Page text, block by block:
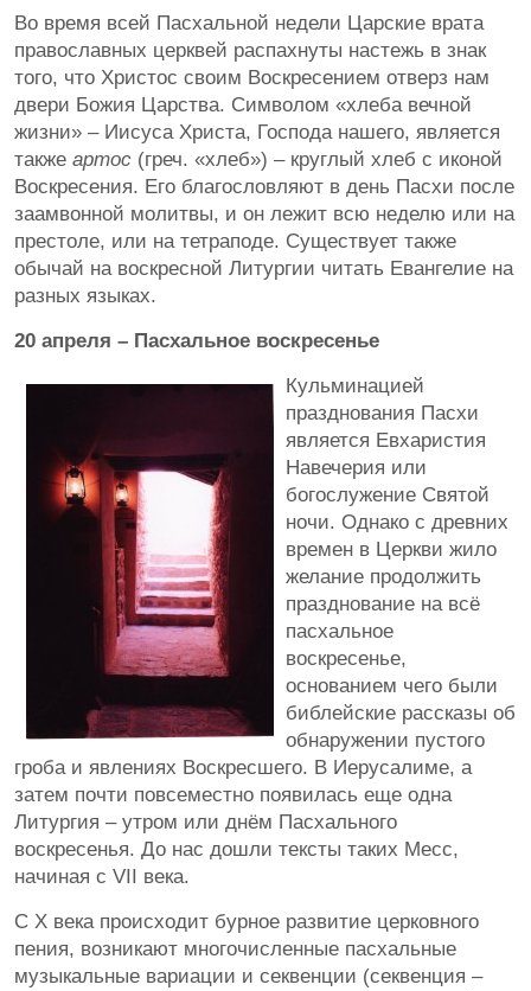
Во время всей Пасхальной недели Царские врата
православных церквей распахнуты настежь в знак
того, что Христос своим Воскресением отверз нам
двери Божия Царства. Символом «хлеба вечной
жизни» – Иисуса Христа, Господа нашего, является
также артос (греч. «хлеб») – круглый хлеб с иконой
Воскресения. Его благословляют в день Пасхи после
заамвонной молитвы, и он лежит всю неделю или на
престоле, или на тетраподе. Существует также
обычай на воскресной Литургии читать Евангелие на
разных языках.
20 апреля – Пасхальное воскресенье
Кульминацией
празднования Пасхи
является Евхаристия
Навечерия или
богослужение Святой
ночи. Однако с древних
времен в Церкви жило
желание продолжить
празднование на всё
пасхальное
воскресенье,
основанием чего были
библейские рассказы об
обнаружении пустого
гроба и явлениях Воскресшего. В Иерусалиме, а
затем почти повсеместно появилась еще одна
Литургия – утром или днём Пасхального
воскресенья. До нас дошли тексты таких Месс,
начиная с VII века.
С Х века происходит бурное развитие церковного
пения, возникают многочисленные пасхальные
музыкальные вариации и секвенции (секвенция –